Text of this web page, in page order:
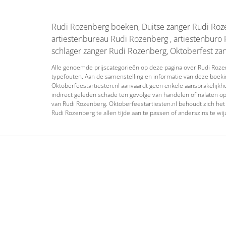
Rudi Rozenberg boeken, Duitse zanger Rudi
artiestenbureau Rudi Rozenberg ,
schlager zanger Rudi Rozenberg, Oktoberfest
Alle genoemde prijscategorieën op deze pagina over Rudi
typefouten. Aan de samenstelling en informatie van deze
Oktoberfeestartiesten.nl aanvaardt geen enkele
indirect geleden schade ten gevolge van handelen of nalaten
van Rudi Rozenberg. Oktoberfeestartiesten.nl behoudt zich
Rudi Rozenberg te allen tijde aan te passen of anderszins te